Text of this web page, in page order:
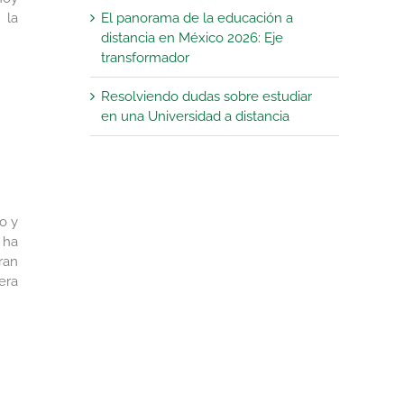
la
y
El panorama de la educación a
distancia en México 2026: Eje
transformador
Resolviendo dudas sobre estudiar
en una Universidad a distancia